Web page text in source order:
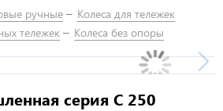
ручные
Колеса для тележек
тележек
Колеса без опоры
серия C 250